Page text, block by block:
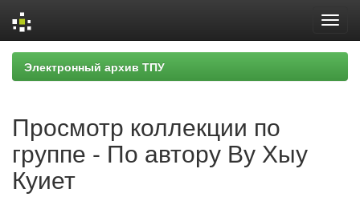
Skip
navigation
Электронный архив ТПУ
Просмотр коллекции по
группе - По автору Ву Хыу
Куиет